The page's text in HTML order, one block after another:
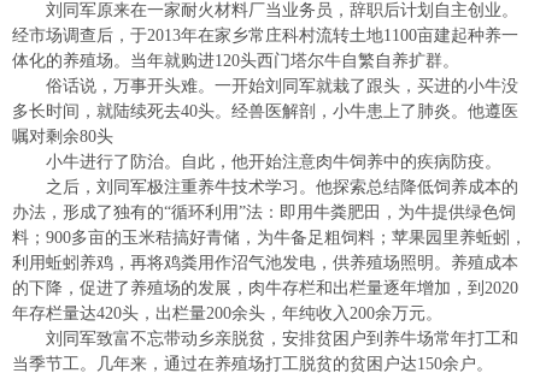
刘同军原来在一家耐火材料厂当业务员，辞职后计划自主创业。
经市场调查后，于2013年在家乡常庄科村流转土地1100亩建起种养一
体化的养殖场。当年就购进120头西门塔尔牛自繁自养扩群。
俗话说，万事开头难。一开始刘同军就栽了跟头，买进的小牛没
多长时间，就陆续死去40头。经兽医解剖，小牛患上了肺炎。他遵医
嘱对剩余80头
小牛进行了防治。自此，他开始注意肉牛饲养中的疾病防疫。
之后，刘同军极注重养牛技术学习。他探索总结降低饲养成本的
办法，形成了独有的“循环利用”法：即用牛粪肥田，为牛提供绿色饲
料；900多亩的玉米秸搞好青储，为牛备足粗饲料；苹果园里养蚯蚓，
利用蚯蚓养鸡，再将鸡粪用作沼气池发电，供养殖场照明。养殖成本
的下降，促进了养殖场的发展，肉牛存栏和出栏量逐年增加，到2020
年存栏量达420头，出栏量200余头，年纯收入200余万元。
刘同军致富不忘带动乡亲脱贫，安排贫困户到养牛场常年打工和
当季节工。几年来，通过在养殖场打工脱贫的贫困户达150余户。